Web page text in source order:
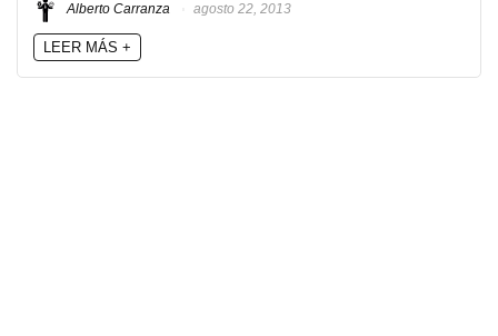
Alberto Carranza agosto 22, 2013
LEER MÁS +